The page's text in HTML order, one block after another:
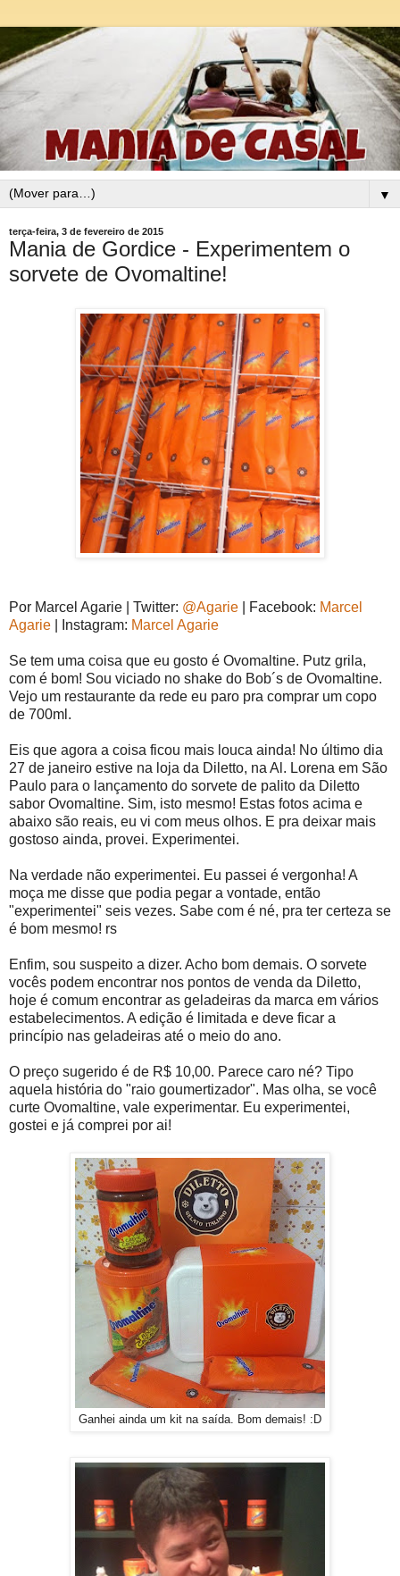
▼
terça-feira, 3 de fevereiro de 2015
Mania de Gordice - Experimentem o
sorvete de Ovomaltine!
Por Marcel Agarie | Twitter: @Agarie | Facebook: Marcel
Agarie | Instagram: Marcel Agarie
Se tem uma coisa que eu gosto é Ovomaltine. Putz grila,
com é bom! Sou viciado no shake do Bob´s de Ovomaltine.
Vejo um restaurante da rede eu paro pra comprar um copo
de 700ml.
Eis que agora a coisa ficou mais louca ainda! No último dia
27 de janeiro estive na loja da Diletto, na Al. Lorena em São
Paulo para o lançamento do sorvete de palito da Diletto
sabor Ovomaltine. Sim, isto mesmo! Estas fotos acima e
abaixo são reais, eu vi com meus olhos. E pra deixar mais
gostoso ainda, provei. Experimentei.
Na verdade não experimentei. Eu passei é vergonha! A
moça me disse que podia pegar a vontade, então
"experimentei" seis vezes. Sabe com é né, pra ter certeza se
é bom mesmo! rs
Enfim, sou suspeito a dizer. Acho bom demais. O sorvete
vocês podem encontrar nos pontos de venda da Diletto,
hoje é comum encontrar as geladeiras da marca em vários
estabelecimentos. A edição é limitada e deve ficar a
princípio nas geladeiras até o meio do ano.
O preço sugerido é de R$ 10,00. Parece caro né? Tipo
aquela história do "raio goumertizador". Mas olha, se você
curte Ovomaltine, vale experimentar. Eu experimentei,
gostei e já comprei por ai!
Ganhei ainda um kit na saída. Bom demais! :D